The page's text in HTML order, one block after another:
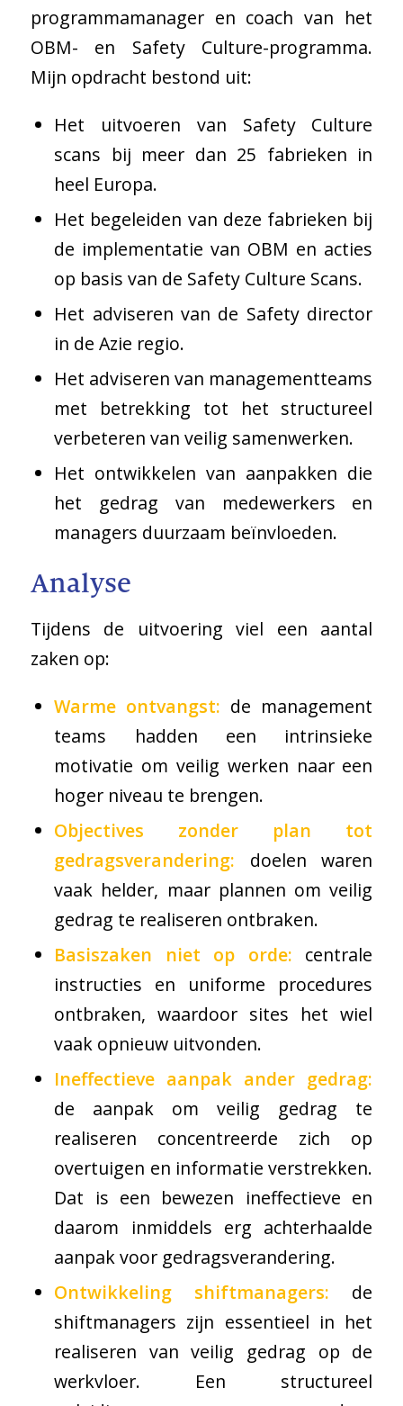
programmamanager en coach van het
OBM- en Safety Culture-programma.
Mijn opdracht bestond uit:
Het uitvoeren van Safety Culture
scans bij meer dan 25 fabrieken in
heel Europa.
Het begeleiden van deze fabrieken bij
de implementatie van OBM en acties
op basis van de Safety Culture Scans.
Het adviseren van de Safety director
in de Azie regio.
Het adviseren van managementteams
met betrekking tot het structureel
verbeteren van veilig samenwerken.
Het ontwikkelen van aanpakken die
het gedrag van medewerkers en
managers duurzaam beïnvloeden.
Analyse
Tijdens de uitvoering viel een aantal
zaken op:
Warme ontvangst: de management
teams hadden een intrinsieke
motivatie om veilig werken naar een
hoger niveau te brengen.
Objectives zonder plan tot
gedragsverandering: doelen waren
vaak helder, maar plannen om veilig
gedrag te realiseren ontbraken.
Basiszaken niet op orde: centrale
instructies en uniforme procedures
ontbraken, waardoor sites het wiel
vaak opnieuw uitvonden.
Ineffectieve aanpak ander gedrag:
de aanpak om veilig gedrag te
realiseren concentreerde zich op
overtuigen en informatie verstrekken.
Dat is een bewezen ineffectieve en
daarom inmiddels erg achterhaalde
aanpak voor gedragsverandering.
Ontwikkeling shiftmanagers: de
shiftmanagers zijn essentieel in het
realiseren van veilig gedrag op de
werkvloer. Een structureel